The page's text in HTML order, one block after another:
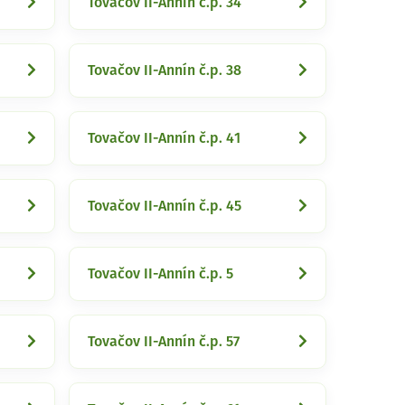
Tovačov II-Annín č.p. 38
Tovačov II-Annín č.p. 41
Tovačov II-Annín č.p. 45
Tovačov II-Annín č.p. 5
Tovačov II-Annín č.p. 57